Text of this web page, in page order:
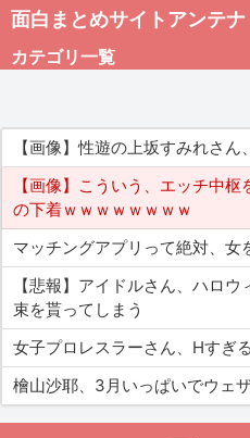
面白まとめサイトアンテナ
カテゴリ一覧
総合
アダルト
【画像】性遊の上坂すみれさ
【画像】こういう、エッチ中
の下着ｗｗｗｗｗｗｗｗ
マッチングアプリって絶対、女
【悲報】アイドルさん、ハロ
束を貰ってしまう
女子プロレスラーさん、Hすぎ
檜山沙耶、3月いっぱいでウェ